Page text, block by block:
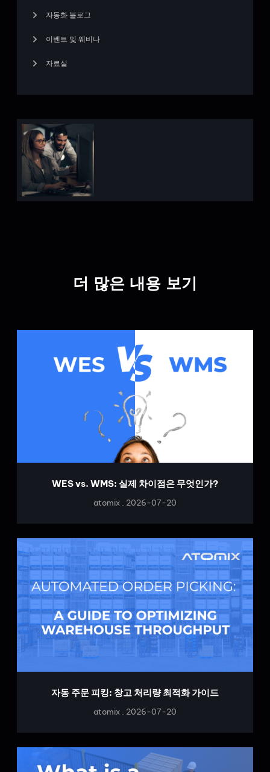
자동화 블로그
이벤트 및 웨비나
자료실
더 많은 내용 보기
WES vs. WMS: 실제 차이점은 무엇인가?
atomix 2026-07-20
자동 주문 피킹: 창고 처리량 최적화 가이드
atomix 2026-07-20